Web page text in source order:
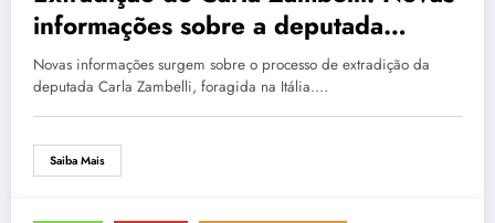
informações sobre a deputada
foragida na Itália
Novas informações surgem sobre o processo de extradição da
deputada Carla Zambelli, foragida na Itália.…
Saiba Mais